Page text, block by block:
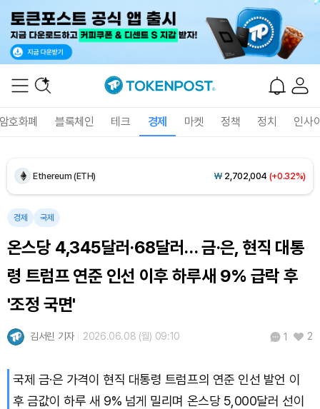
호화폐 블록체인 테크 경제 마켓 정책 정치 인사
Tether USDt (USDT) ₩1,407(+0.01%)
BNB (BNB)
USDC (USDC) ₩1,408 (+0.01%)
XRP (XRP) 1,458 (+0.04%)
Hyperliquid (HYPE)
경제 국제
온스당 4,345달러·68달러… 금·은, 현직 대통
령 트럼프 연준 인선 이후 하루새 9% 급락 후
'조정 국면'
김서린 기자 2026.06.08 (월) 09:10 1 2
국제 금·은 가격이 현직 대통령 트럼프의 연준 인선 발언 이
후 금값이 하루 새 9% 넘게 밀리며 온스당 5,000달러 선이